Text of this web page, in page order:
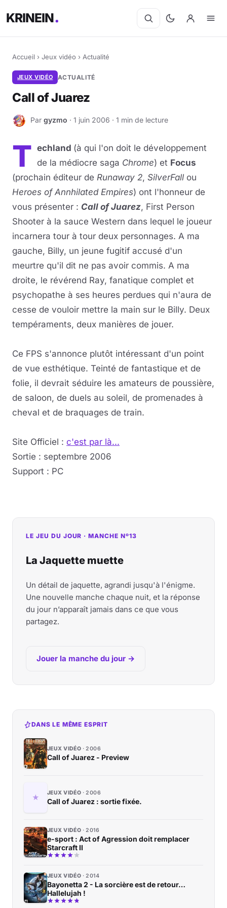
KRINEIN
Accueil › Jeux vidéo › Actualité
JEUX VIDÉO ACTUALITÉ
Call of Juarez
G Par gyzmo · 1 juin 2006 · 1 min de lecture
T echland (à qui l'on doit le développement
de la médiocre saga Chrome) et Focus
(prochain éditeur de Runaway 2, SilverFall ou
Heroes of Annhilated Empires) ont l'honneur de
vous présenter : Call of Juarez, First Person
Shooter à la sauce Western dans lequel le joueur
incarnera tour à tour deux personnages. A ma
gauche, Billy, un jeune fugitif accusé d'un
meurtre qu'il dit ne pas avoir commis. A ma
droite, le révérend Ray, fanatique complet et
psychopathe à ses heures perdues qui n'aura de
cesse de vouloir mettre la main sur le Billy. Deux
tempéraments, deux manières de jouer.
Ce FPS s'annonce plutôt intéressant d'un point
de vue esthétique. Teinté de fantastique et de
folie, il devrait séduire les amateurs de poussière,
de saloon, de duels au soleil, de promenades à
cheval et de braquages de train.
Site Officiel : c'est par là...
Sortie : septembre 2006
Support : PC
LE JEU DU JOUR · MANCHE Nº13
La Jaquette muette
Un détail de jaquette, agrandi jusqu'à l'énigme.
Une nouvelle manche chaque nuit, et la réponse
du jour n’apparaît jamais dans ce que vous
partagez.
Jouer la manche du jour →
DANS LE MÊME ESPRIT
JEUX VIDÉO 2006
Call of Juarez - Preview
JEUX VIDÉO 2006
Call of Juarez : sortie fixée.
JEUX VIDÉO 2016
e-sport : Act of Agression doit remplacer
Starcraft II
JEUX VIDÉO 2014
Bayonetta 2 - La sorcière est de retour…
Hallelujah !